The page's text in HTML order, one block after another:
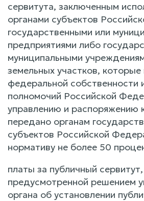
сервитута, заключенным
органами субъектов
государственными или
предприятиями либо
муниципальными
земельных участков, которые
федеральной собственности
полномочий Российской
управлению и распоряжению
передано органам
субъектов Российской
нормативу не более 50
платы за публичный сервитут,
предусмотренной решением
органа об установлении